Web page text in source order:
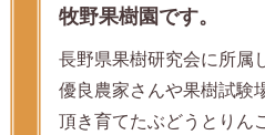
牧野果樹園です。
長野県果樹研究会に所属
優良農家さんや果樹試験
頂き育てたぶどうとりん